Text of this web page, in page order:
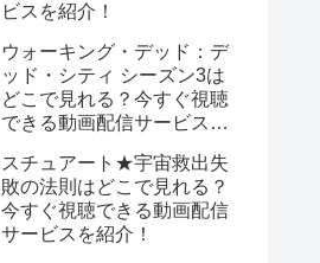
ビスを紹介！
ウォーキング・デッド：デ
ッド・シティ シーズン3は
どこで見れる？今すぐ視聴
できる動画配信サービスを
スチュアート★宇宙救出失
敗の法則はどこで見れる？
今すぐ視聴できる動画配信
サービスを紹介！